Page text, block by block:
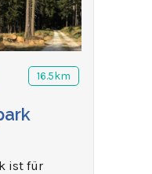
16.5km
ist für